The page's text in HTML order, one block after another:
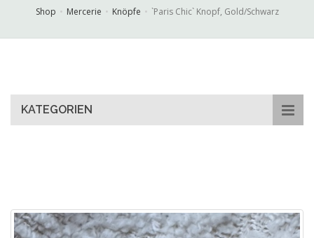
Shop Mercerie Knöpfe `Paris Chic` Knopf, Gold/Schwarz
KATEGORIEN